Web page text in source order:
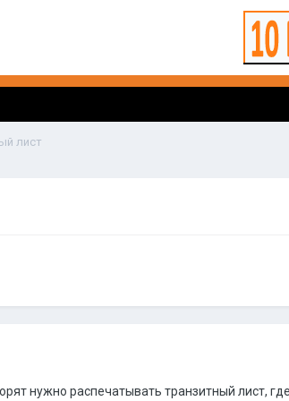
лист
нужно распечатывать транзитный лист,